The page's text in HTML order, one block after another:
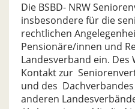
Die BSBD- NRW
insbesondere für die
rechtlichen
Pensionäre/innen und
Landesverband ein.
Kontakt zur
und des Dachverbandes
anderen